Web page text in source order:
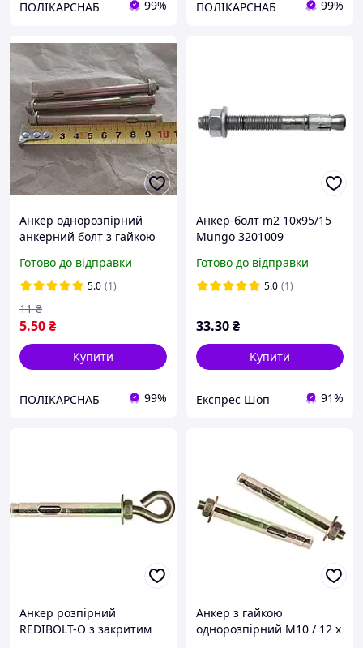
ПОЛІКАРСНАБ 99% ПОЛІКАРСНАБ 99%
Анкер однорозпірний
анкерний болт з гайкою
сталевий жовтий цинк
Готово до відправки
5.0 (1)
5.50₴
11 ₴
Купити
ПОЛІКАРСНАБ 99%
Анкер-болт m2 10х95/15
Mungo 3201009
GreenTec® 3 рази більша
стійкість до корозії 10 мм
Готово до відправки
5.0 (1)
33.30₴
Купити
Експрес Шоп 91%
Анкер розпірний
REDIBOLT-O з закритим
Анкер з гайкою
однорозпірний M10 / 12 х